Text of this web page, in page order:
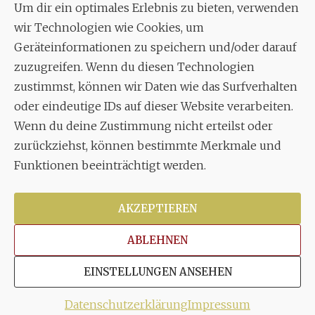
Um dir ein optimales Erlebnis zu bieten, verwenden
wir Technologien wie Cookies, um
Geräteinformationen zu speichern und/oder darauf
zuzugreifen. Wenn du diesen Technologien
zustimmst, können wir Daten wie das Surfverhalten
oder eindeutige IDs auf dieser Website verarbeiten.
Wenn du deine Zustimmung nicht erteilst oder
zurückziehst, können bestimmte Merkmale und
Funktionen beeinträchtigt werden.
AKZEPTIEREN
ABLEHNEN
EINSTELLUNGEN ANSEHEN
DatenschutzerklärungImpressum
Aixheimer Str. 18
70619 Stuttgart
MUSIK
Musikalischer Leiter:
Enrico Trummer
Tel.+49 (0)177 / 34 23 57 1
Facebook
TwitterYouTube
Copyright © 2026Stuttgarter Oratorienchor e.V.Alle
Rechte vorbehalten.
Impressum|Disclaimer|Datenschutzerklärung